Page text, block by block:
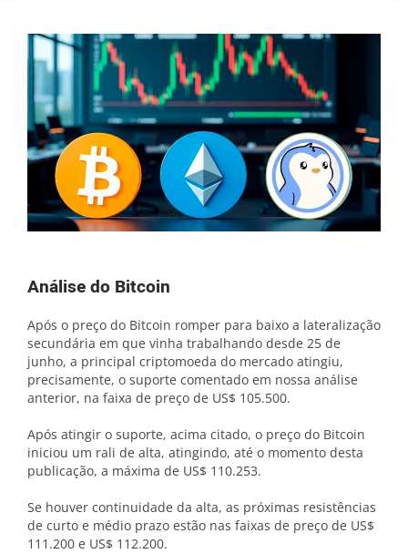
vietnamese
Análise do Bitcoin
Após o preço do Bitcoin romper para baixo a lateralização
secundária em que vinha trabalhando desde 25 de
junho, a principal criptomoeda do mercado atingiu,
precisamente, o suporte comentado em nossa análise
anterior, na faixa de preço de US$ 105.500.
Após atingir o suporte, acima citado, o preço do Bitcoin
iniciou um rali de alta, atingindo, até o momento desta
publicação, a máxima de US$ 110.253.
Se houver continuidade da alta, as próximas resistências
de curto e médio prazo estão nas faixas de preço de US$
111.200 e US$ 112.200.